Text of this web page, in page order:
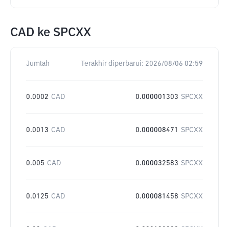
CAD ke SPCXX
Jumlah Terakhir diperbarui: 2026/08/06 02:59
0.0002 CAD 0.000001303 SPCXX
0.0013 CAD 0.000008471 SPCXX
0.005 CAD 0.000032583 SPCXX
0.0125 CAD 0.000081458 SPCXX